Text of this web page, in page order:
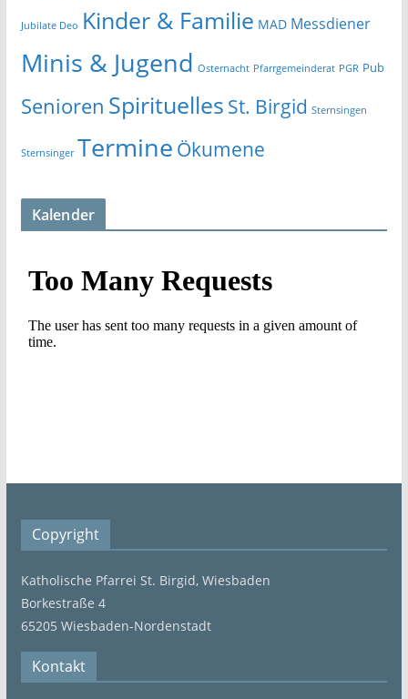
Jubilate Deo Kinder & Familie MAD Messdiener
Minis & Jugend Osternacht Pfarrgemeinderat PGR Pub
Senioren Spirituelles St. Birgid Sternsingen
Sternsinger Termine Ökumene
Kalender
Copyright
Katholische Pfarrei St. Birgid, Wiesbaden
Borkestraße 4
65205 Wiesbaden-Nordenstadt
Kontakt